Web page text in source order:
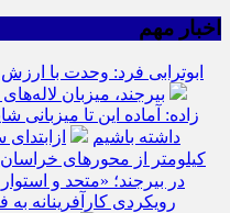
اخبار مهم
ابوترابی فرد: وحدت با
بیرجند، میزبان
زاده: آماده این تا
داشته باشیم
کیلومتر از محورهای
در بیرجند؛ «متحد و
رویکردی کارآفرینانه